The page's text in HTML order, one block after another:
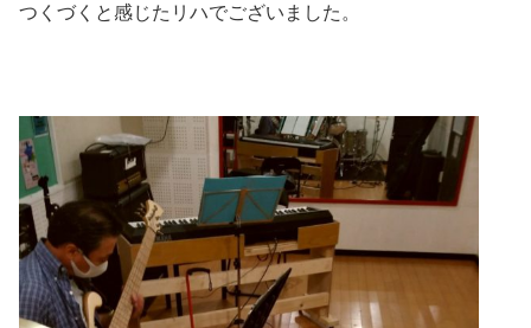
つくづくと感じたリハでございました。